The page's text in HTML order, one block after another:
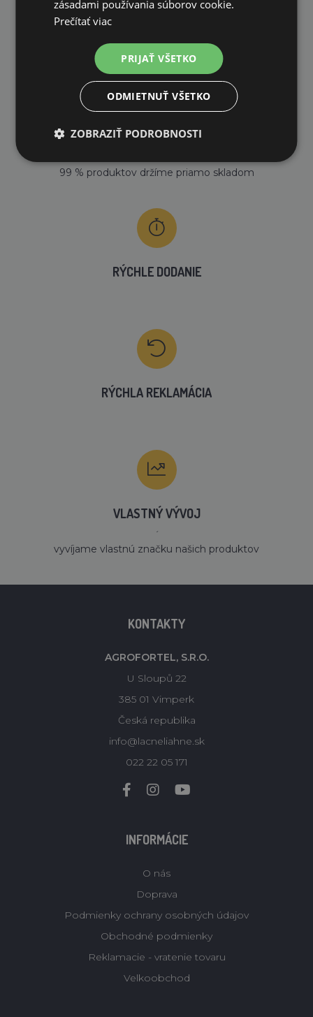
DOPRAVA ZDARMA
na všetky objednávky od 200€ vrátane DPH.
99 % produktov držíme priamo skladom
RÝCHLE DODANIE
RÝCHLA REKLAMÁCIA
VLASTNÝ VÝVOJ
´
vyvíjame vlastnú značku našich produktov
KONTAKTY
AGROFORTEL, S.R.O.
U Sloupů 22
385 01 Vimperk
Česká republika
info@lacneliahne.sk
022 22 05 171
INFORMÁCIE
O nás
Doprava
Podmienky ochrany osobných údajov
Obchodné podmienky
Reklamacie - vratenie tovaru
Velkoobchod
zásadami používania súborov cookie.
Prečítať viac
PRIJAŤ VŠETKO
ODMIETNUŤ VŠETKO
ZOBRAZIŤ PODROBNOSTI